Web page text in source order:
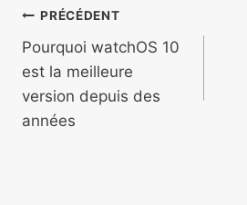
Navigation
de
l’article
PRÉCÉDENT
Pourquoi watchOS 10
est la meilleure
version depuis des
années